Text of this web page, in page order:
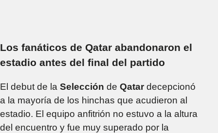
Los fanáticos de Qatar abandonaron el
estadio antes del final del partido
El debut de la Selección de Qatardecepcionó
a la mayoría de los hinchas que acudieron al
estadio. El equipo anfitrión no estuvo a la altura
del encuentro y fue muy superado por la